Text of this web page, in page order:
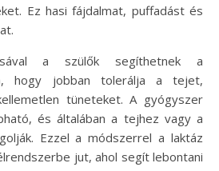
Ez hasi fájdalmat, puffadást és
a szülők segíthetnek a
hogy jobban tolerálja a tejet,
tüneteket. A gyógyszer
és általában a tejhez vagy a
Ezzel a módszerrel a laktáz
jut, ahol segít lebontani